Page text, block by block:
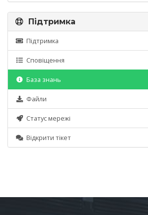
Підтримка
Підтримка
Сповіщення
База знань
Файли
Статус мережі
Відкрити тікет